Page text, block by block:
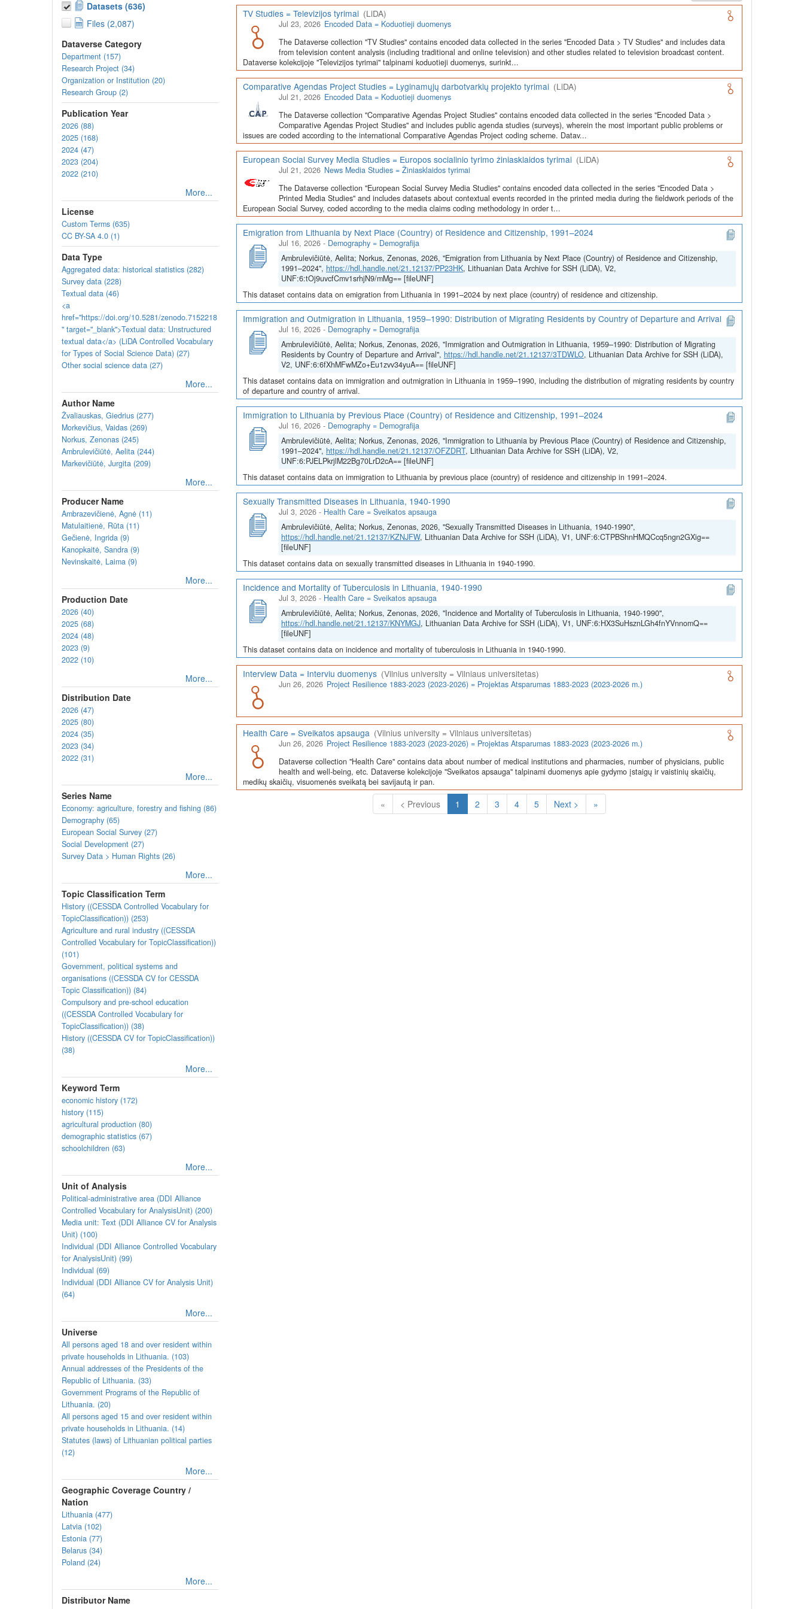
Datasets (636)
Files (2,087)
Dataverse Category
Department (157)
Research Project (34)
Organization or Institution (20)
Research Group (2)
Publication Year
2026 (88)
2025 (168)
2024 (47)
2023 (204)
2022 (210)
More...
License
Custom Terms (635)
CC BY-SA 4.0 (1)
Data Type
Aggregated data: historical statistics (282)
Survey data (228)
Textual data (46)
<a
href="https://doi.org/10.5281/zenodo.7152218
" target="_blank">Textual data: Unstructured
textual data</a> (LiDA Controlled Vocabulary
for Types of Social Science Data) (27)
Other social science data (27)
More...
Author Name
Žvaliauskas, Giedrius (277)
Morkevičius, Vaidas (269)
Norkus, Zenonas (245)
Ambrulevičiūtė, Aelita (244)
Markevičiūtė, Jurgita (209)
More...
Producer Name
Ambrazevičienė, Agnė (11)
Matulaitienė, Rūta (11)
Gečienė, Ingrida (9)
Kanopkaitė, Sandra (9)
Nevinskaitė, Laima (9)
More...
Production Date
2026 (40)
2025 (68)
2024 (48)
2023 (9)
2022 (10)
More...
Distribution Date
2026 (47)
2025 (80)
2024 (35)
2023 (34)
2022 (31)
More...
Series Name
Economy: agriculture, forestry and fishing (86)
Demography (65)
European Social Survey (27)
Social Development (27)
Survey Data > Human Rights (26)
More...
Topic Classification Term
History ((CESSDA Controlled Vocabulary for
TopicClassification)) (253)
Agriculture and rural industry ((CESSDA
Controlled Vocabulary for TopicClassification))
(101)
Government, political systems and
organisations ((CESSDA CV for CESSDA
Topic Classification)) (84)
Compulsory and pre-school education
((CESSDA Controlled Vocabulary for
TopicClassification)) (38)
History ((CESSDA CV for TopicClassification))
(38)
More...
Keyword Term
economic history (172)
history (115)
agricultural production (80)
demographic statistics (67)
schoolchildren (63)
More...
Unit of Analysis
Political-administrative area (DDI Alliance
Controlled Vocabulary for AnalysisUnit) (200)
Media unit: Text (DDI Alliance CV for Analysis
Unit) (100)
Individual (DDI Alliance Controlled Vocabulary
for AnalysisUnit) (99)
Individual (69)
Individual (DDI Alliance CV for Analysis Unit)
(64)
More...
Universe
All persons aged 18 and over resident within
private households in Lithuania. (103)
Annual addresses of the Presidents of the
Republic of Lithuania. (33)
Government Programs of the Republic of
Lithuania. (20)
All persons aged 15 and over resident within
private households in Lithuania. (14)
Statutes (laws) of Lithuanian political parties
(12)
More...
Geographic Coverage Country /
Nation
Lithuania (477)
Latvia (102)
Estonia (77)
Belarus (34)
Poland (24)
More...
Distributor Name
TV Studies = Televizijos tyrimai (LiDA)
Jul 23, 2026 Encoded Data = Koduotieji duomenys
The Dataverse collection "TV Studies" contains encoded data collected in the series "Encoded Data > TV Studies" and includes data
from television content analysis (including traditional and online television) and other studies related to television broadcast content.
Dataverse kolekcijoje "Televizijos tyrimai" talpinami koduotieji duomenys, surinkt...
Comparative Agendas Project Studies = Lyginamųjų darbotvarkių projekto tyrimai (LiDA)
Jul 21, 2026 Encoded Data = Koduotieji duomenys
The Dataverse collection "Comparative Agendas Project Studies" contains encoded data collected in the series "Encoded Data >
Comparative Agendas Project Studies" and includes public agenda studies (surveys), wherein the most important public problems or
issues are coded according to the international Comparative Agendas Project coding scheme. Datav...
European Social Survey Media Studies = Europos socialinio tyrimo žiniasklaidos tyrimai (LiDA)
Jul 21, 2026 News Media Studies = Žiniasklaidos tyrimai
The Dataverse collection "European Social Survey Media Studies" contains encoded data collected in the series "Encoded Data >
Printed Media Studies" and includes datasets about contextual events recorded in the printed media during the fieldwork periods of the
European Social Survey, coded according to the media claims coding methodology in order t...
Emigration from Lithuania by Next Place (Country) of Residence and Citizenship, 1991–2024
Jul 16, 2026 - Demography = Demografija
Ambrulevičiūtė, Aelita; Norkus, Zenonas, 2026, "Emigration from Lithuania by Next Place (Country) of Residence and Citizenship,
1991–2024", https://hdl.handle.net/21.12137/PP23HK, Lithuanian Data Archive for SSH (LiDA), V2,
UNF:6:tOj9uvcfCmv1srhjN9/mMg== [fileUNF]
This dataset contains data on emigration from Lithuania in 1991–2024 by next place (country) of residence and citizenship.
Immigration and Outmigration in Lithuania, 1959–1990: Distribution of Migrating Residents by Country of Departure and Arrival
Jul 16, 2026 - Demography = Demografija
Ambrulevičiūtė, Aelita; Norkus, Zenonas, 2026, "Immigration and Outmigration in Lithuania, 1959–1990: Distribution of Migrating
Residents by Country of Departure and Arrival", https://hdl.handle.net/21.12137/3TDWLO, Lithuanian Data Archive for SSH (LiDA),
V2, UNF:6:6fXhMFwMZo+Eu1zvv34yuA== [fileUNF]
This dataset contains data on immigration and outmigration in Lithuania in 1959–1990, including the distribution of migrating residents by country
of departure and country of arrival.
Immigration to Lithuania by Previous Place (Country) of Residence and Citizenship, 1991–2024
Jul 16, 2026 - Demography = Demografija
Ambrulevičiūtė, Aelita; Norkus, Zenonas, 2026, "Immigration to Lithuania by Previous Place (Country) of Residence and Citizenship,
1991–2024", https://hdl.handle.net/21.12137/OFZDRT, Lithuanian Data Archive for SSH (LiDA), V2,
UNF:6:PJELPkrjlM22Bg70LrD2cA== [fileUNF]
This dataset contains data on immigration to Lithuania by previous place (country) of residence and citizenship in 1991–2024.
Sexually Transmitted Diseases in Lithuania, 1940-1990
Jul 3, 2026 - Health Care = Sveikatos apsauga
Ambrulevičiūtė, Aelita; Norkus, Zenonas, 2026, "Sexually Transmitted Diseases in Lithuania, 1940-1990",
https://hdl.handle.net/21.12137/KZNJFW, Lithuanian Data Archive for SSH (LiDA), V1, UNF:6:CTPBShnHMQCcq5ngn2GXig==
[fileUNF]
This dataset contains data on sexually transmitted diseases in Lithuania in 1940-1990.
Incidence and Mortality of Tuberculosis in Lithuania, 1940-1990
Jul 3, 2026 - Health Care = Sveikatos apsauga
Ambrulevičiūtė, Aelita; Norkus, Zenonas, 2026, "Incidence and Mortality of Tuberculosis in Lithuania, 1940-1990",
https://hdl.handle.net/21.12137/KNYMGJ, Lithuanian Data Archive for SSH (LiDA), V1, UNF:6:HX3SuHsznLGh4fnYVnnomQ==
[fileUNF]
This dataset contains data on incidence and mortality of tuberculosis in Lithuania in 1940-1990.
Interview Data = Interviu duomenys (Vilnius university = Vilniaus universitetas)
Jun 26, 2026 Project Resilience 1883-2023 (2023-2026) = Projektas Atsparumas 1883-2023 (2023-2026 m.)
Health Care = Sveikatos apsauga (Vilnius university = Vilniaus universitetas)
Jun 26, 2026 Project Resilience 1883-2023 (2023-2026) = Projektas Atsparumas 1883-2023 (2023-2026 m.)
Dataverse collection "Health Care" contains data about number of medical institutions and pharmacies, number of physicians, public
health and well-being, etc. Dataverse kolekcijoje "Sveikatos apsauga" talpinami duomenys apie gydymo įstaigų ir vaistinių skaičių,
medikų skaičių, visuomenės sveikatą bei savijautą ir pan.
« < Previous 1 (Current)
2 3 4 5 Next > »